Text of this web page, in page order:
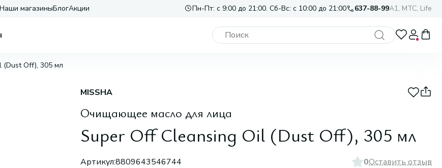
Наши магазиныБлогАкции Пн-Пт: с 9:00 до 21:00. Сб-Вс: с 10:00 до 21:00 637-88-99A1, МТС, Life
(Dust Off), 305 мл
MISSHA
Очищающее масло для лица
Super Off Cleansing Oil (Dust Off), 305 мл
Артикул:8809643546744 0Оставить отзыв